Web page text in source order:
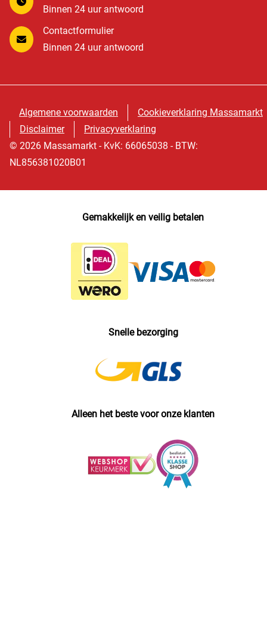
Binnen 24 uur antwoord
Contactformulier
Binnen 24 uur antwoord
Algemene voorwaarden
Cookieverklaring Massamarkt
Disclaimer
Privacyverklaring
© 2026 Massamarkt - KvK: 66065038 - BTW:
NL856381020B01
Gemakkelijk en veilig betalen
Snelle bezorging
Alleen het beste voor onze klanten